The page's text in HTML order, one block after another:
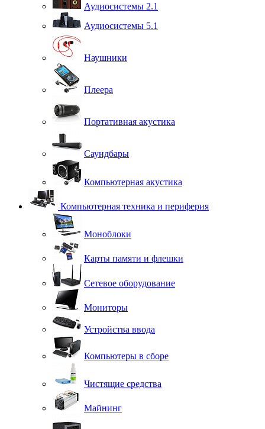
Аудиосистемы 2.1
Аудиосистемы 5.1
Наушники
Плеера
Портативная акустика
Саундбары
Компьютерная акустика
Компьютерная техника и периферия
Моноблоки
Карты памяти и флешки
Сетевое оборудование
Мониторы
Устройства ввода
Компьютеры в сборе
Чистящие средства
Майнинг